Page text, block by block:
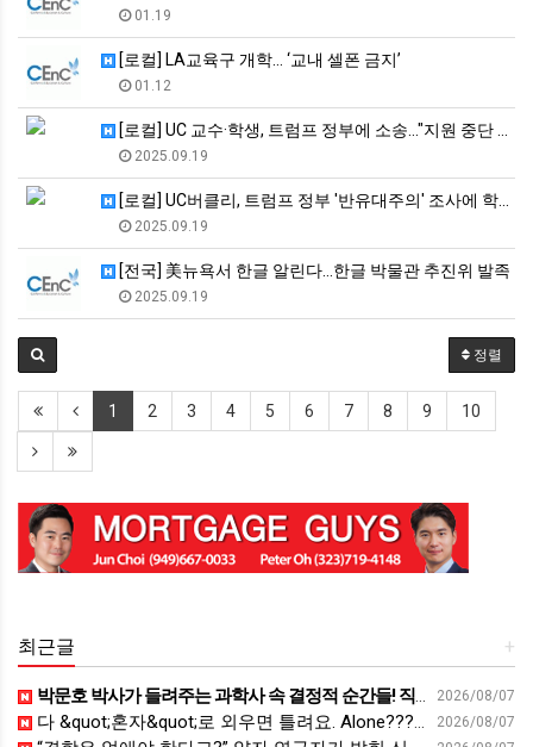
01.19
[로컬] LA교육구 개학… ‘교내 셀폰 금지’
01.12
[로컬] UC 교수·학생, 트럼프 정부에 소송…"지원 중단 불법…
2025.09.19
[로컬] UC버클리, 트럼프 정부 '반유대주의' 조사에 학생 명…
2025.09.19
[전국] 美뉴욕서 한글 알린다…한글 박물관 추진위 발족
2025.09.19
정렬
1 2 3 4 5 6 7 8 9 10
+
최근글
2026/08/07
박문호 박사가 들려주는 과학사 속 결정적 순간들! 직관을 뛰어넘는 과학적 통찰 : 생각하는 청소년을 위한 과학 시리즈 1부(feat.박문호 박사)
2026/08/07
다 &quot;혼자&quot;로 외우면 틀려요. Alone????By myself????On my own